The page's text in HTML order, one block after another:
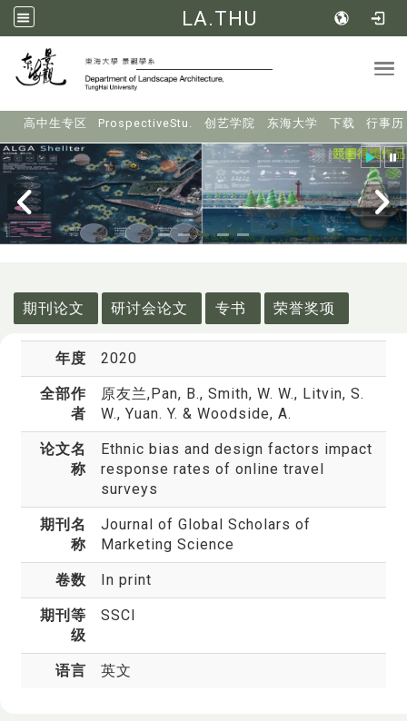
LA.THU
高中生专区 ProspectiveStu. 创艺学院 东海大学 下载 行事历
期刊论文
研讨会论文 专书 荣誉奖项
年度 2020
全部作
者
原友兰,Pan, B., Smith, W. W., Litvin, S.
W., Yuan. Y. & Woodside, A.
论文名
称
Ethnic bias and design factors impact
response rates of online travel
surveys
期刊名
称
Journal of Global Scholars of
Marketing Science
卷数 In print
期刊等
级
SSCI
语言 英文